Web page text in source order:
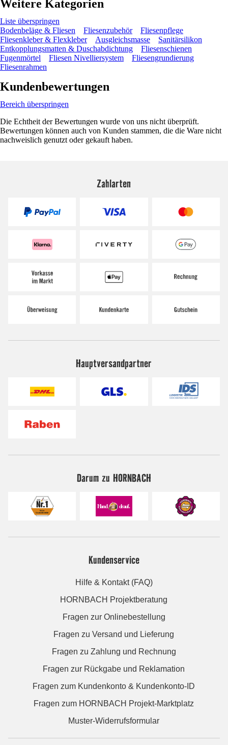
Weitere Kategorien
Liste überspringen
Bodenbeläge & Fliesen
Fliesenzubehör
Fliesenpflege
Fliesenkleber & Flexkleber
Ausgleichsmasse
Sanitärsilikon
Entkopplungsmatten & Duschabdichtung
Fliesenschienen
Fugenmörtel
Fliesen Nivelliersystem
Fliesengrundierung
Fliesenrahmen
Kundenbewertungen
Bereich überspringen
Die Echtheit der Bewertungen wurde von uns nicht überprüft.
Bewertungen können auch von Kunden stammen, die die Ware nicht
nachweislich genutzt oder gekauft haben.
Zahlarten
Hauptversandpartner
Darum zu HORNBACH
Kundenservice
Hilfe & Kontakt (FAQ)
HORNBACH Projektberatung
Fragen zur Onlinebestellung
Fragen zu Versand und Lieferung
Fragen zu Zahlung und Rechnung
Fragen zur Rückgabe und Reklamation
Fragen zum Kundenkonto & Kundenkonto-ID
Fragen zum HORNBACH Projekt-Marktplatz
Muster-Widerrufsformular